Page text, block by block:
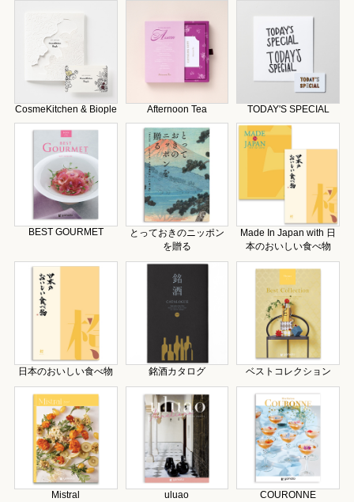
CosmeKitchen & Biople Afternoon Tea TODAY'S SPECIAL
BEST GOURMET
とっておきのニッポン
を贈る
Made In Japan with 日
本のおいしい食べ物
日本のおいしい食べ物 銘酒カタログ ベストコレクション
Mistral uluao COURONNE